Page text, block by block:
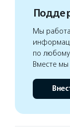
Мы
по любому
Вместе мы